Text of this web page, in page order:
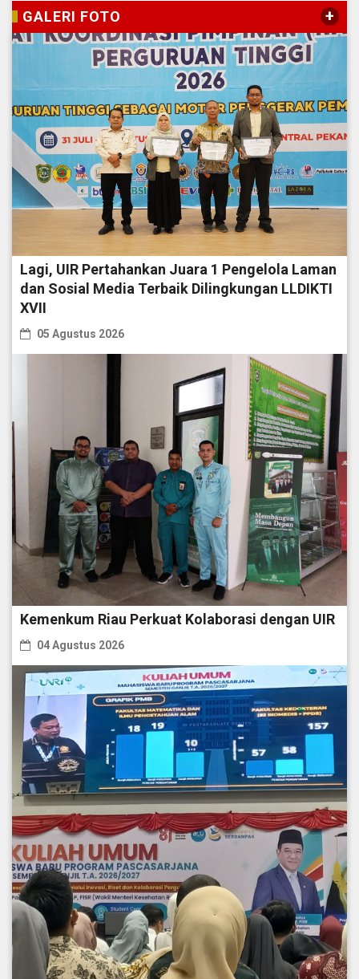
GALERI FOTO +
Lagi, UIR Pertahankan Juara 1 Pengelola Laman
dan Sosial Media Terbaik Dilingkungan LLDIKTI
XVII
05 Agustus 2026
Kemenkum Riau Perkuat Kolaborasi dengan UIR
04 Agustus 2026